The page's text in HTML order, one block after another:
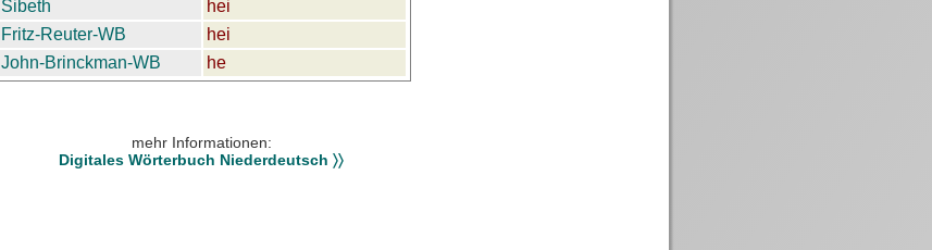
Sibeth
hei
Fritz-Reuter-WB
hei
John-Brinckman-WB
he
mehr Informationen:
Digitales Wörterbuch Niederdeutsch 〉〉